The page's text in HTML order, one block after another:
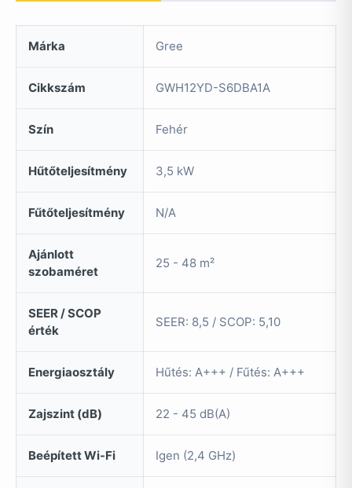
Márka Gree
Cikkszám GWH12YD-S6DBA1A
Szín Fehér
Hűtőteljesítmény 3,5 kW
Fűtőteljesítmény N/A
Ajánlott
szobaméret
25 - 48 m²
SEER / SCOP
érték
SEER: 8,5 / SCOP: 5,10
Energiaosztály Hűtés: A+++ / Fűtés: A+++
Zajszint (dB) 22 - 45 dB(A)
Beépített Wi-Fi Igen (2,4 GHz)